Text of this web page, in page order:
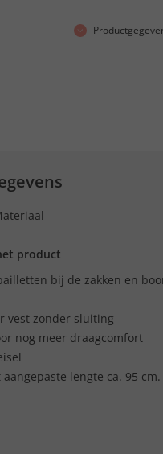
product
bij de zakken en
vest zonder sluiting
nog meer draagcomfort
lengte ca. 95 cm.